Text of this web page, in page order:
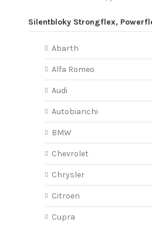
Silentbloky Strongflex,
Abarth
Alfa Romeo
Audi
Autobianchi
BMW
Chevrolet
Chrysler
Citroen
Cupra